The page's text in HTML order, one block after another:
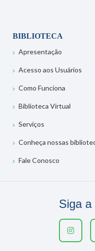
BIBLIOTECA
Apresentação
Acesso aos Usuários
Como Funciona
Biblioteca Virtual
Serviços
Conheça nossas
Fale Conosco
Siga a